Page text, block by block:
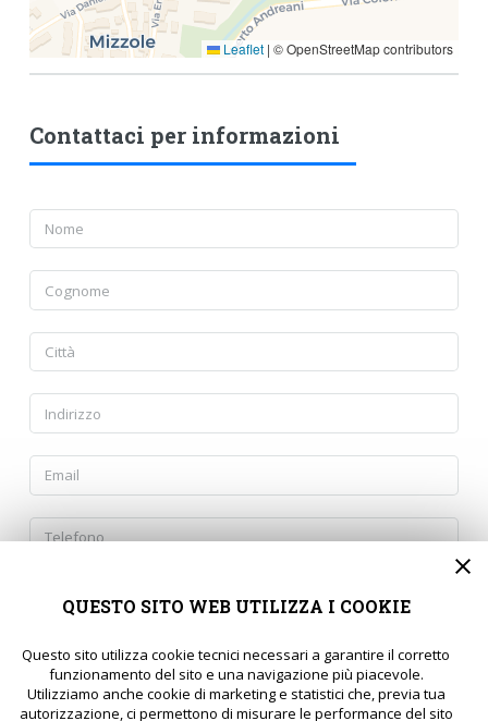
Leaflet | © OpenStreetMap contributors
Contattaci per informazioni
Acconsento al Trattamento dei miei dati Personali nel
rispetto del reg. 2016/679/UE e dichiaro di avere letto
QUESTO SITO WEB UTILIZZA I COOKIE
Questo sito utilizza cookie tecnici necessari a garantire il corretto
funzionamento del sito e una navigazione più piacevole.
Utilizziamo anche cookie di marketing e statistici che, previa tua
autorizzazione, ci permettono di misurare le performance del sito